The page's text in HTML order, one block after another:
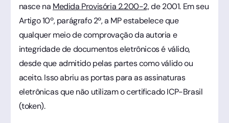
nasce na Medida Provisória 2.200-2,de 2001. Em seu
Artigo 10º, parágrafo 2º, a MP estabelece que
qualquer meio de comprovação da autoria e
integridade de documentos eletrônicos é válido,
desde que admitido pelas partes como válido ou
aceito. Isso abriu as portas para as assinaturas
eletrônicas que não utilizam o certificado ICP-Brasil
(token).